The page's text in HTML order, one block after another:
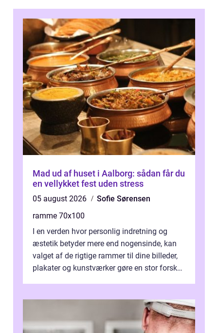
Mad ud af huset i Aalborg: sådan får du
en vellykket fest uden stress
05 august 2026
Sofie Sørensen
ramme 70x100
I en verden hvor personlig indretning og
æstetik betyder mere end nogensinde, kan
valget af de rigtige rammer til dine billeder,
plakater og kunstværker gøre en stor forskel.